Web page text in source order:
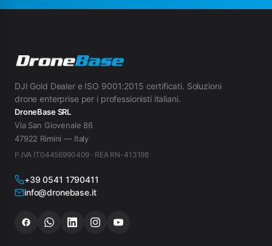
DJI Gold Dealer e ISO 9001:2015 certificati. Soluzioni
drone enterprise per i professionisti italiani.
DroneBase SRL
Via San Giovenale 86
47922 Rimini — Italy
P.IVA IT04456990409 · REA RN-413198
+39 0541 1790411
info@dronebase.it